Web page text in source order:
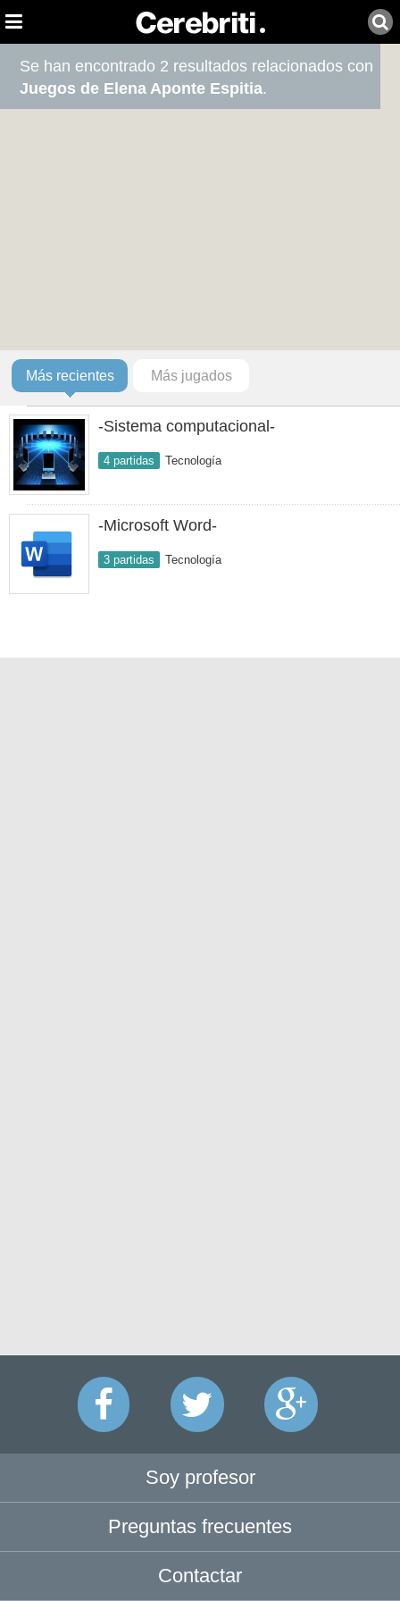
Se han encontrado 2 resultados relacionados con
Juegos de Elena Aponte Espitia.
Más recientes Más jugados
-Sistema computacional-
4 partidas Tecnología
-Microsoft Word-
3 partidas Tecnología
Soy profesor
Preguntas frecuentes
Contactar